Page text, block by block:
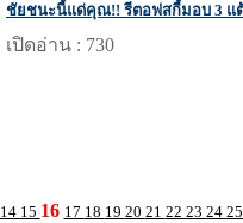
ชัยชนะนี้แด่คุณ!! รีตอฟสกี้มอบ 3 แ
เปิดอ่าน : 730
14 15 16 17 18 19 20 21 22 23 24